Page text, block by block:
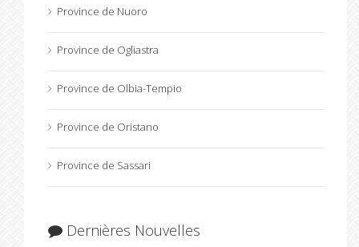
Province de Nuoro
Province de Ogliastra
Province de Olbia-Tempio
Province de Oristano
Province de Sassari
Dernières Nouvelles